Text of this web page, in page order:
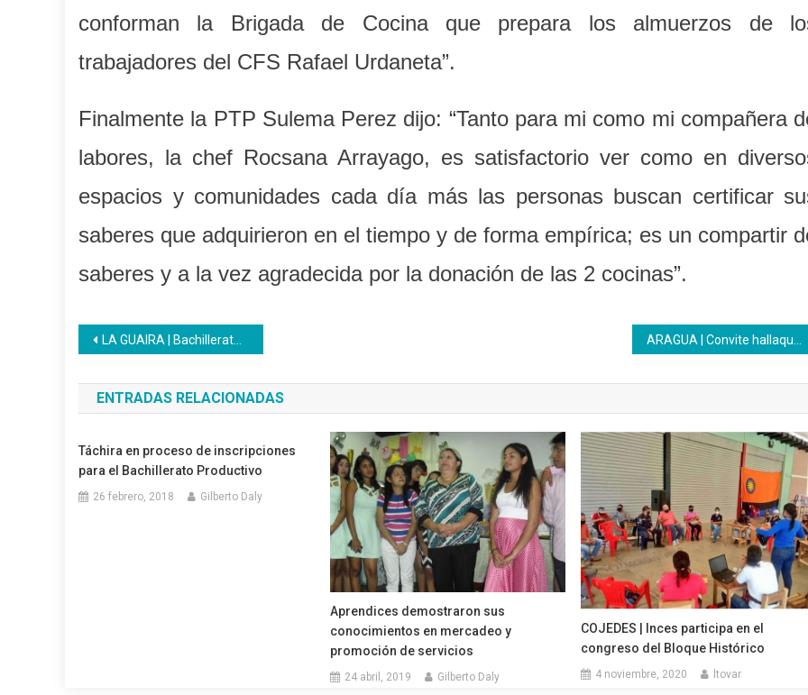
conforman la Brigada de Cocina que prepara los almuerzos de
trabajadores del CFS Rafael Urdaneta”.
Finalmente la PTP Sulema Perez dijo: “Tanto para mi como mi compañera
labores, la chef Rocsana Arrayago, es satisfactorio ver como en
espacios y comunidades cada día más las personas buscan certificar
saberes que adquirieron en el tiempo y de forma empírica; es un compartir
saberes y a la vez agradecida por la donación de las 2 cocinas”.
Navegación
de
entradas
LA GUAIRA | Bachillerato Productivo arranca con cinco ambientes formativos ARAGUA | Convite hallaquero alegra el paladar del Inces Textil y Construcción
ENTRADAS RELACIONADAS
Táchira en proceso de inscripciones
para el Bachillerato Productivo
26 febrero, 2018 Gilberto Daly
Aprendices demostraron sus
conocimientos en mercadeo y
promoción de servicios
24 abril, 2019 Gilberto Daly
COJEDES | Inces participa en el
congreso del Bloque Histórico
4 noviembre, 2020 ltovar